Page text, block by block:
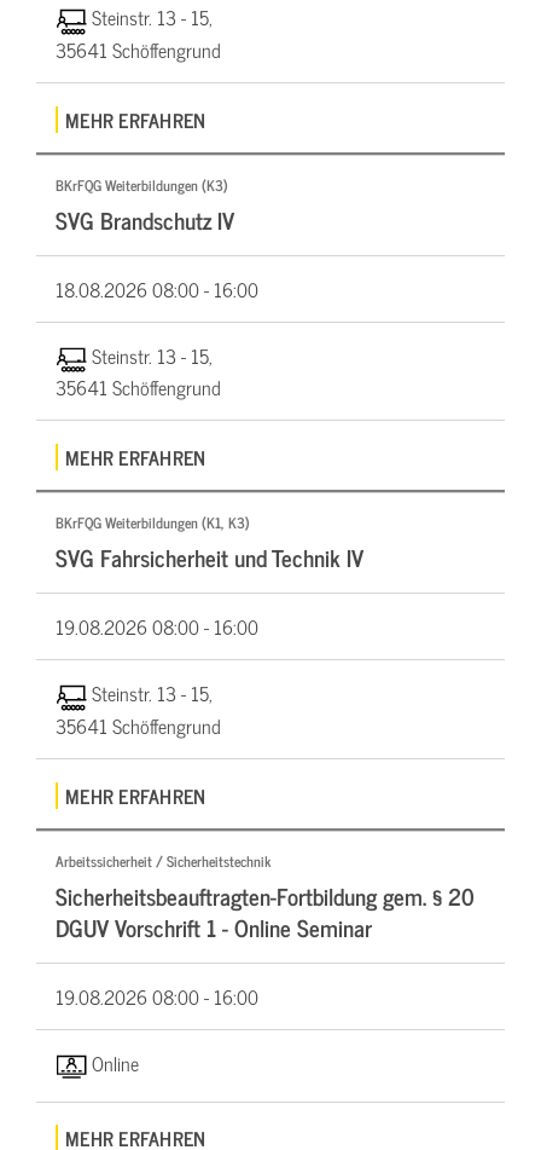
Steinstr. 13 - 15,
35641 Schöffengrund
MEHR ERFAHREN
BKrFQG Weiterbildungen (K3)
SVG Brandschutz IV
18.08.202608:00 - 16:00
Steinstr. 13 - 15,
35641 Schöffengrund
MEHR ERFAHREN
BKrFQG Weiterbildungen (K1, K3)
SVG Fahrsicherheit und Technik IV
19.08.202608:00 - 16:00
Steinstr. 13 - 15,
35641 Schöffengrund
MEHR ERFAHREN
Arbeitssicherheit / Sicherheitstechnik
Sicherheitsbeauftragten-Fortbildung gem. § 20
DGUV Vorschrift 1 - Online Seminar
19.08.202608:00 - 16:00
Online
MEHR ERFAHREN